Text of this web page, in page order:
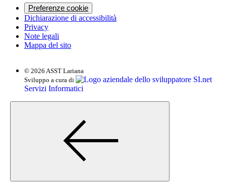
Preferenze cookie
Dichiarazione di accessibilità
Privacy
Note legali
Mappa del sito
© 2026 ASST Lariana
Sviluppo a cura di
SI.net
Servizi Informatici